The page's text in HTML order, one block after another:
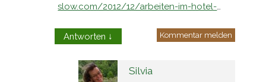
slow.com/2012/12/arbeiten-im-hotel-…
Antworten ↓ Kommentar melden
Silvia